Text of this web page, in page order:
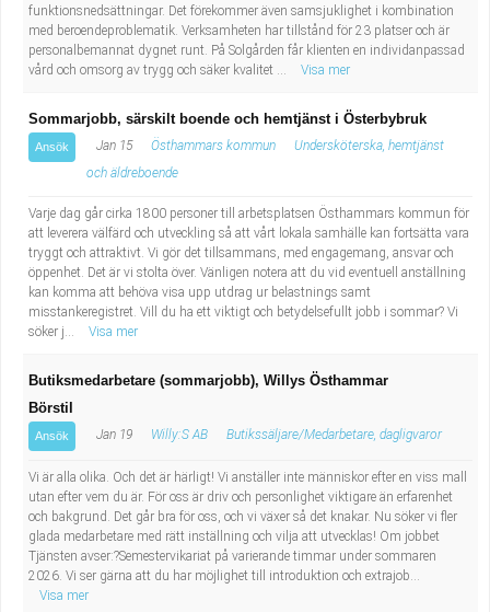
funktionsnedsättningar. Det förekommer även samsjuklighet i kombination
med beroendeproblematik. Verksamheten har tillstånd för 23 platser och är
personalbemannat dygnet runt. På Solgården får klienten en individanpassad
vård och omsorg av trygg och säker kvalitet ...
Visa mer
Sommarjobb, särskilt boende och hemtjänst i Österbybruk
Ansök Jan 15 Östhammars kommun
Undersköterska, hemtjänst
och äldreboende
Varje dag går cirka 1800 personer till arbetsplatsen Östhammars kommun för
att leverera välfärd och utveckling så att vårt lokala samhälle kan fortsätta vara
tryggt och attraktivt. Vi gör det tillsammans, med engagemang, ansvar och
öppenhet. Det är vi stolta över. Vänligen notera att du vid eventuell anställning
kan komma att behöva visa upp utdrag ur belastnings samt
misstankeregistret. Vill du ha ett viktigt och betydelsefullt jobb i sommar? Vi
söker j...
Visa mer
Butiksmedarbetare (sommarjobb), Willys Östhammar
Börstil
Ansök Jan 19 Willy:S AB Butikssäljare/Medarbetare, dagligvaror
Vi är alla olika. Och det är härligt! Vi anställer inte människor efter en viss mall
utan efter vem du är. För oss är driv och personlighet viktigare än erfarenhet
och bakgrund. Det går bra för oss, och vi växer så det knakar. Nu söker vi fler
glada medarbetare med rätt inställning och vilja att utvecklas! Om jobbet
Tjänsten avser:?Semestervikariat på varierande timmar under sommaren
2026. Vi ser gärna att du har möjlighet till introduktion och extrajob...
Visa mer